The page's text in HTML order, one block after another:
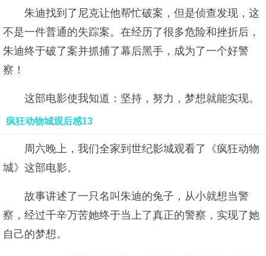
朱迪找到了尼克让他帮忙破案，但是侦查发现，这
不是一件普通的失踪案。在经历了很多危险和挫折后，
朱迪终于破了案并抓捕了幕后黑手，成为了一个好警
察！
这部电影使我知道：坚持，努力，梦想就能实现。
疯狂动物城观后感13
周六晚上，我们全家到世纪影城观看了《疯狂动物
城》这部电影。
故事讲述了一只名叫朱迪的兔子，从小就想当警
察，经过千辛万苦她终于当上了真正的警察，实现了她
自己的梦想。